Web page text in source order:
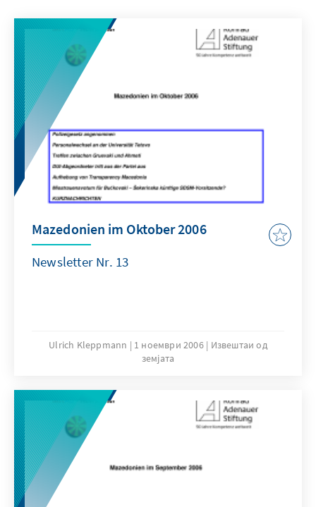
Mazedonien im Oktober 2006
Newsletter Nr. 13
Ulrich Kleppmann 1 ноември 2006
Извештаи од
земјата